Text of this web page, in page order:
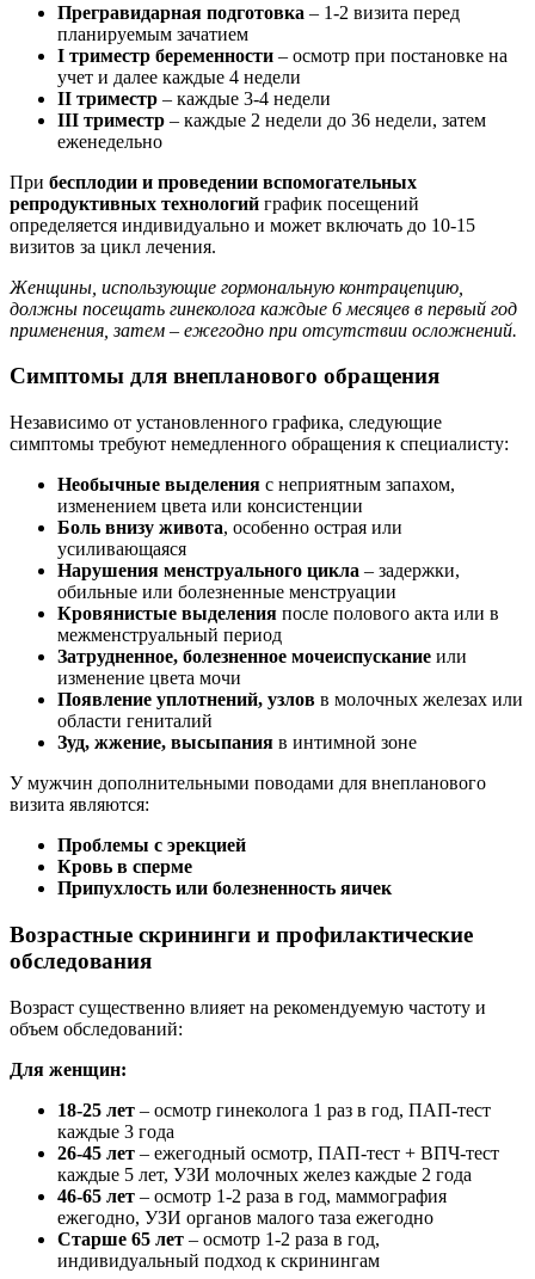
Прегравидарная подготовка – 1-2 визита перед
планируемым зачатием
I триместр беременности – осмотр при постановке на
учет и далее каждые 4 недели
II триместр – каждые 3-4 недели
III триместр – каждые 2 недели до 36 недели, затем
еженедельно
При бесплодии и проведении вспомогательных
репродуктивных технологий график посещений
определяется индивидуально и может включать до 10-15
визитов за цикл лечения.
Женщины, использующие гормональную контрацепцию,
должны посещать гинеколога каждые 6 месяцев в первый год
применения, затем – ежегодно при отсутствии осложнений.
Симптомы для внепланового обращения
Независимо от установленного графика, следующие
симптомы требуют немедленного обращения к специалисту:
Необычные выделения с неприятным запахом,
изменением цвета или консистенции
Боль внизу живота, особенно острая или
усиливающаяся
Нарушения менструального цикла – задержки,
обильные или болезненные менструации
Кровянистые выделения после полового акта или в
межменструальный период
Затрудненное, болезненное мочеиспускание или
изменение цвета мочи
Появление уплотнений, узлов в молочных железах или
области гениталий
Зуд, жжение, высыпания в интимной зоне
У мужчин дополнительными поводами для внепланового
визита являются:
Проблемы с эрекцией
Кровь в сперме
Припухлость или болезненность яичек
Возрастные скрининги и профилактические
обследования
Возраст существенно влияет на рекомендуемую частоту и
объем обследований:
Для женщин:
18-25 лет – осмотр гинеколога 1 раз в год, ПАП-тест
каждые 3 года
26-45 лет – ежегодный осмотр, ПАП-тест + ВПЧ-тест
каждые 5 лет, УЗИ молочных желез каждые 2 года
46-65 лет – осмотр 1-2 раза в год, маммография
ежегодно, УЗИ органов малого таза ежегодно
Старше 65 лет – осмотр 1-2 раза в год,
индивидуальный подход к скринингам